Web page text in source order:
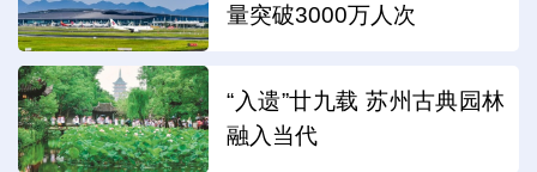
量突破3000万人次
“入遗”廿九载 苏州古典园林
融入当代